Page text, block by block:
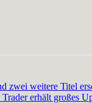
zwei weitere Titel
erhält großes